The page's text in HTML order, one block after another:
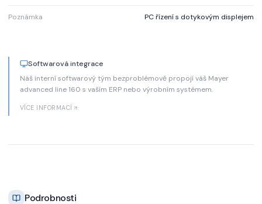
Poznámka PC řízení s dotykovým displejem
Softwarová integrace
Náš interní softwarový tým bezproblémově propojí váš Mayer
advanced line 160 s vaším ERP nebo výrobním systémem.
VÍCE INFORMACÍ
Podrobnosti